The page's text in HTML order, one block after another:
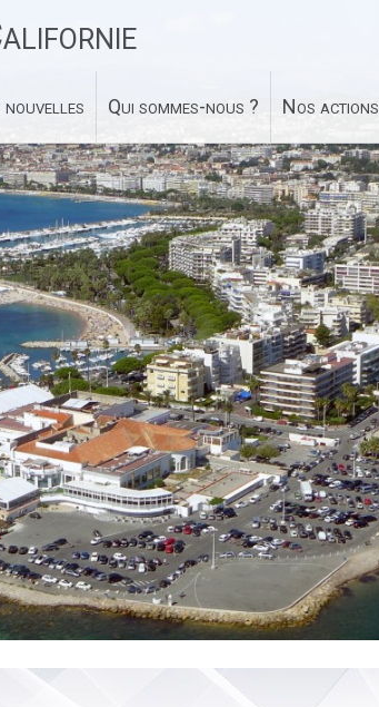
nouvelles Qui sommes-nous ? Nos actions